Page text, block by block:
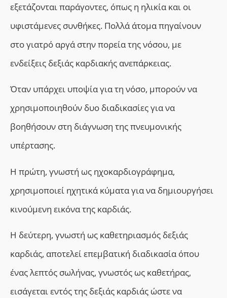
εξετάζονται παράγοντες, όπως η ηλικία και οι
υφιστάμενες συνθήκες. Πολλά άτομα πηγαίνουν
στο γιατρό αργά στην πορεία της νόσου, με
ενδείξεις δεξιάς καρδιακής ανεπάρκειας.
Όταν υπάρχει υποψία για τη νόσο, μπορούν να
χρησιμοποιηθούν δυο διαδικασίες για να
βοηθήσουν στη διάγνωση της πνευμονικής
υπέρτασης.
Η πρώτη, γνωστή ως ηχοκαρδιογράφημα,
χρησιμοποιεί ηχητικά κύματα για να δημιουργήσει
κινούμενη εικόνα της καρδιάς.
Η δεύτερη, γνωστή ως καθετηριασμός δεξιάς
καρδιάς, αποτελεί επεμβατική διαδικασία όπου
ένας λεπτός σωλήνας, γνωστός ως καθετήρας,
εισάγεται εντός της δεξιάς καρδιάς ώστε να